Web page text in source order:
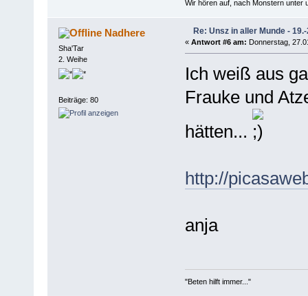
Wir hören auf, nach Monstern unter
Nadhere
Sha'Tar
2. Weihe
Beiträge: 80
Re: Unsz in aller Munde -
« Antwort #6 am: Donnerstag,
Ich weiß aus
Frauke und
hätten...
http://
anja
"Beten hilft immer..."